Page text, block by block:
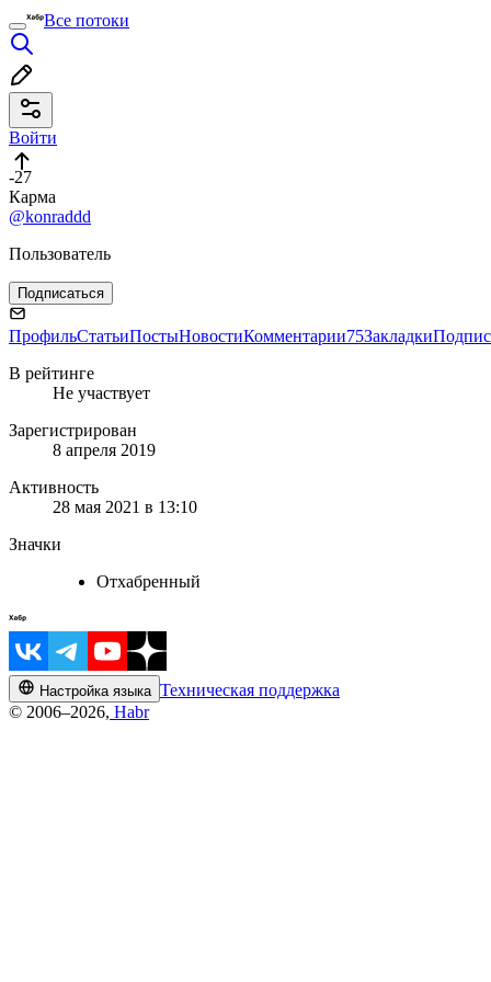
Все потоки
Войти
-27
Карма
@konraddd
Пользователь
Подписаться
ПрофильСтатьиПостыНовостиКомментарии75Закладки
В рейтинге
Не участвует
Зарегистрирован
8 апреля 2019
Активность
28 мая 2021 в 13:10
Значки
Отхабренный
Настройка языка Техническая поддержка
© 2006–2026, Habr